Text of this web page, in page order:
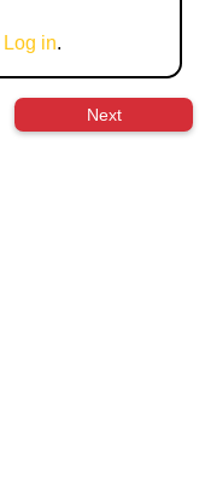
Log in.
Next